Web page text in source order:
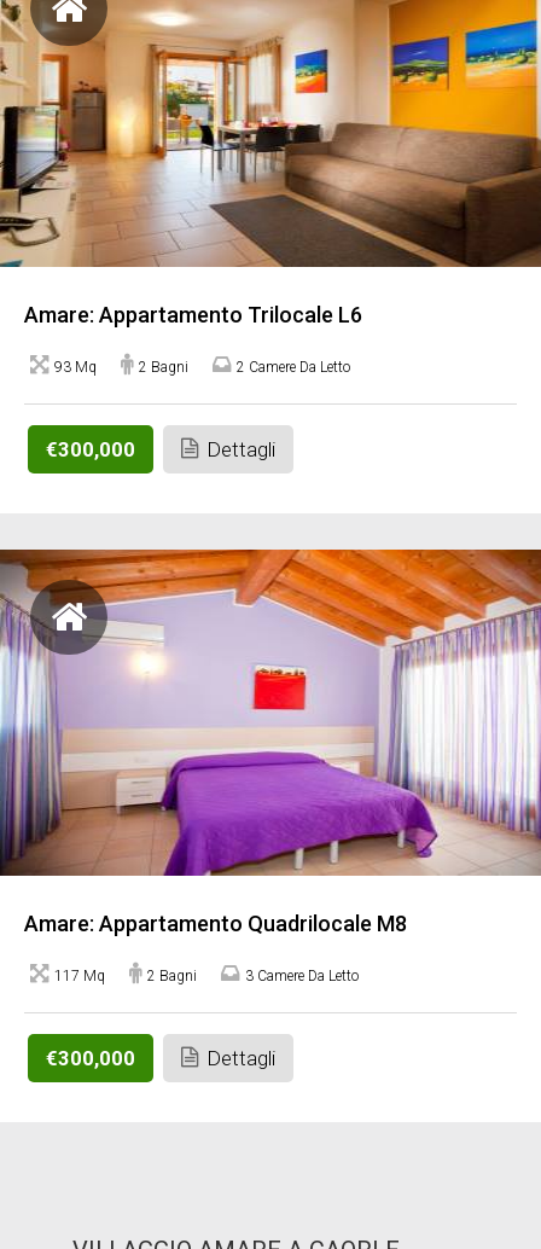
Amare: Appartamento Trilocale L6
93 Mq 2 Bagni 2 Camere Da Letto
€300,000 Dettagli
Amare: Appartamento Quadrilocale M8
117 Mq 2 Bagni 3 Camere Da Letto
€300,000 Dettagli